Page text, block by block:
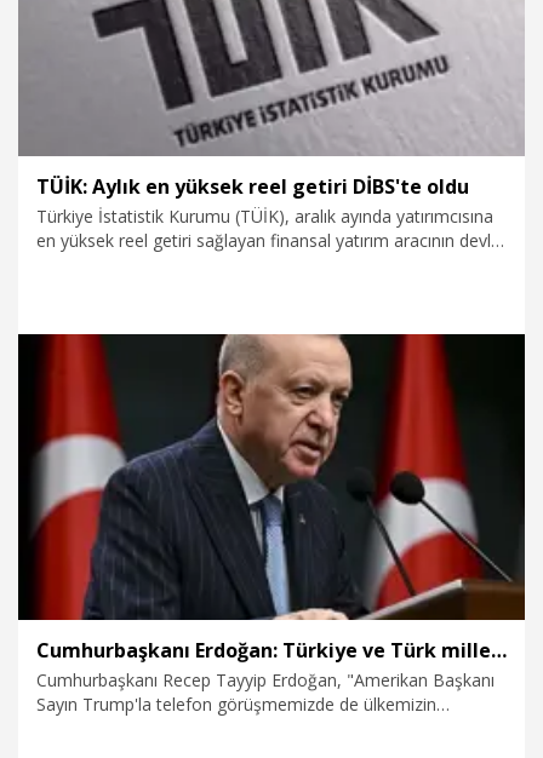
TÜİK: Aylık en yüksek reel getiri DİBS'te oldu
Türkiye İstatistik Kurumu (TÜİK), aralık ayında yatırımcısına
en yüksek reel getiri sağlayan finansal yatırım aracının devlet
8.01.2026
Cumhurbaşkanı Erdoğan: Türkiye ve Türk milleti, dost Venezuela halkının yanında olmaya devam edecektir
Cumhurbaşkanı Recep Tayyip Erdoğan, "Amerikan Başkanı
Sayın Trump'la telefon görüşmemizde de ülkemizin